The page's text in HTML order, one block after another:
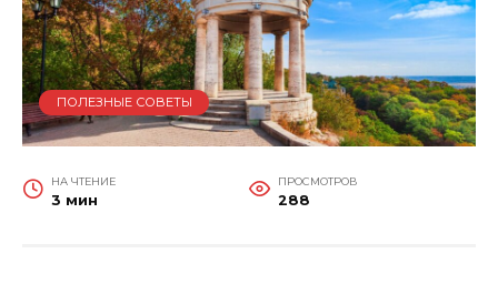
ПОЛЕЗНЫЕ СОВЕТЫ
НА ЧТЕНИЕ
3 мин
ПРОСМОТРОВ
288